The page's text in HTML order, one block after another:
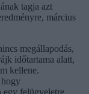
tagja azt
március
megállapodás,
időtartama alatt,
kellene.
hogy
egy felügyeletre